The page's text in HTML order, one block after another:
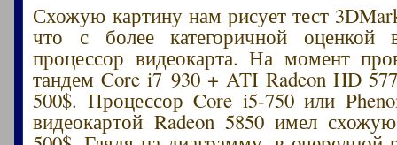
Схожую картину нам рисует тест
что с более категоричной оценкой
процессор видеокарта. На момент
тандем Core i7 930 + ATI Radeon HD
500$. Процессор Core i5-750 или
видеокартой Radeon 5850 имел